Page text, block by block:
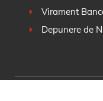
Virament
Depunere de